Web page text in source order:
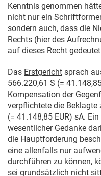
Kenntnis genommen
nicht nur ein
sondern auch, dass die
Rechts (hier des
auf dieses Recht
Das Erstgericht sprach
566.220,61 S (=
Kompensation der
verpflichtete die
(= 41.148,85 EUR) sA.
wesentlicher Gedanke
die Hauptforderung
eine allenfalls nur
durchführen zu können,
sei grundsätzlich nicht